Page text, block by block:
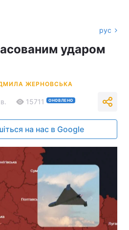
рус
ударом
ЖЕРНОВСЬКА
15711 ОНОВЛЕНО
на нас в Google